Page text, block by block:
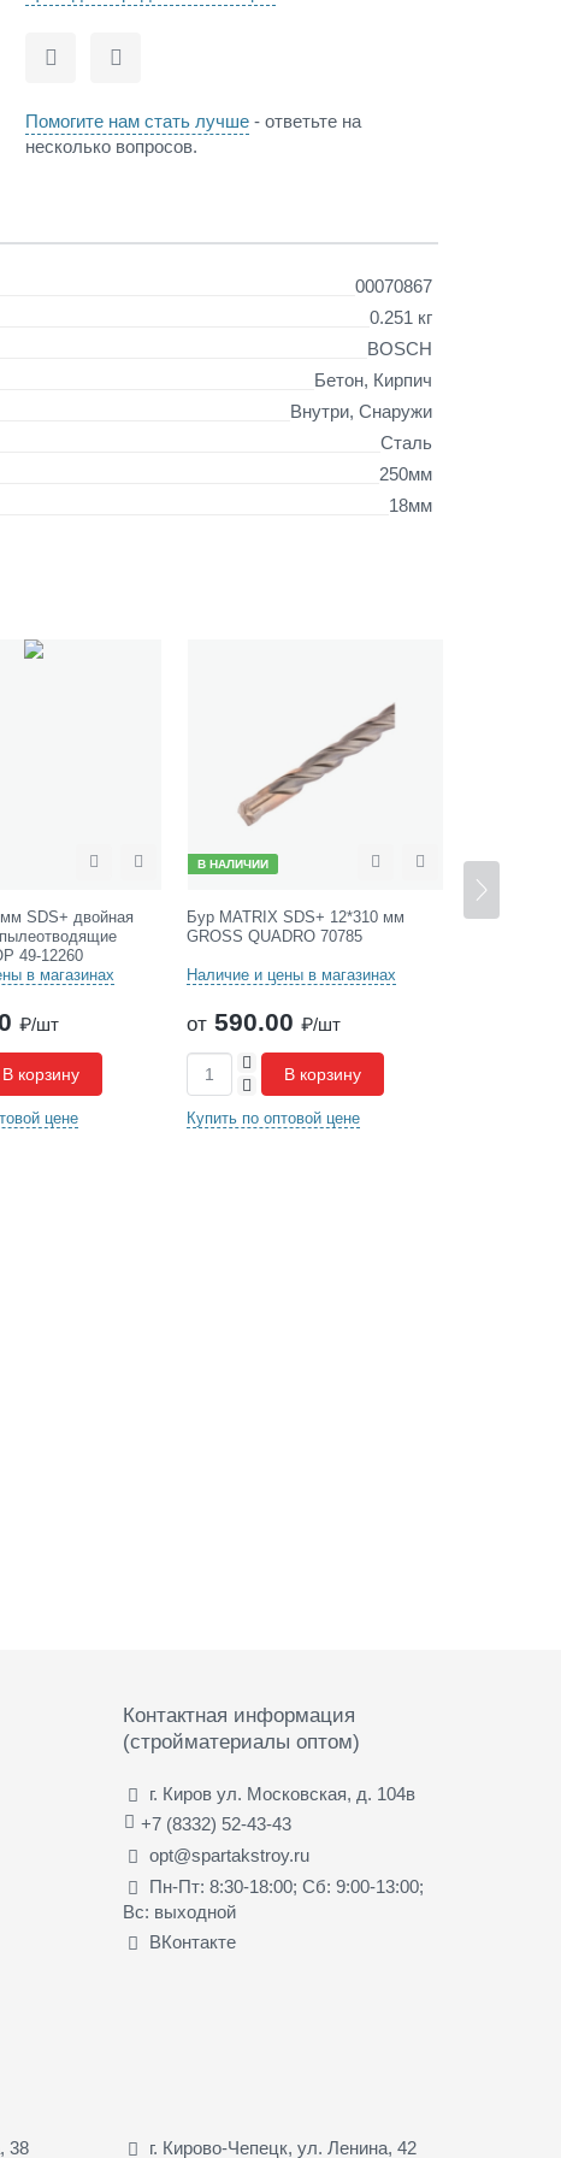
СравнитьОтложить
Помогите нам стать лучше - ответьте на
несколько вопросов.
00070867
0.251 кг
BOSCH
Бетон, Кирпич
Внутри, Снаружи
Сталь
250мм
18мм
СравнитьОтложить
SDS+ двойная
49-12260
в магазинах
₽/шт
В корзину
цене
В НАЛИЧИИ СравнитьОтложить
Бур MATRIX SDS+ 12*310 мм
GROSS QUADRO 70785
Наличие и цены в магазинах
от 590.00 ₽/шт
-
+
В корзину
Купить по оптовой цене
В НАЛИЧИИ
Бур +6*110
Контактная информация
(стройматериалы оптом)
г. Киров ул. Московская, д. 104в
+7 (8332) 52-43-43
opt@spartakstroy.ru
Пн-Пт: 8:30-18:00; Сб: 9:00-13:00;
Вс: выходной
ВКонтакте
38 г. Кирово-Чепецк, ул. Ленина, 42